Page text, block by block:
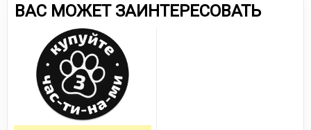
ВАС МОЖЕТ ЗАИНТЕРЕСОВАТЬ